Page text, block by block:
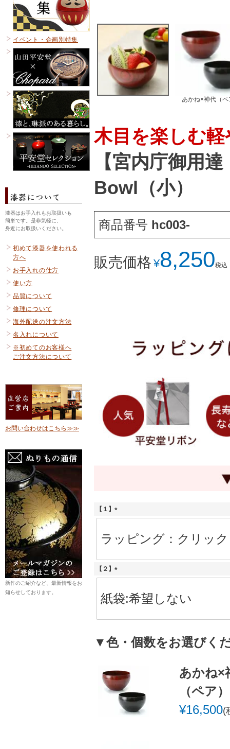
イベント・企画別特集
漆器はお手入れもお取扱いも
簡単です。是非気軽に、
身近にお取扱いください。
初めて漆器を使われる
方へ
お手入れの仕方
使い方
品質について
修理について
海外配送の注文方法
名入れについて
※初めてのお客様へ
ご注文方法について
お問い合わせはこちら≫≫
新作のご紹介など、最新情報をお
知らせしております。
あかね×神代（ペ
木目を楽しむ
【宮内庁御用
Bowl（小）
商品番号 hc003-
販売価格 ¥8,250税込
【１】
(
須
【２】
(
須
▼色・個数をお選びく
あかね×
（ペア）
¥16,500